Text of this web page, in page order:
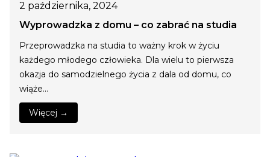
2 października, 2024
Wyprowadzka z domu – co zabrać na studia
Przeprowadzka na studia to ważny krok w życiu
każdego młodego człowieka. Dla wielu to pierwsza
okazja do samodzielnego życia z dala od domu, co
wiąże…
Więcej →